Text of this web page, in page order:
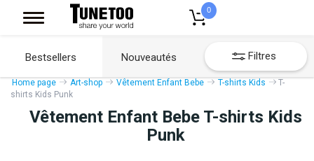
0
Bestsellers Nouveautés Filtres
Home page Art-shop Vêtement Enfant Bebe T-shirts Kids
T-
shirts Kids Punk
Vêtement Enfant Bebe T-shirts Kids
Punk